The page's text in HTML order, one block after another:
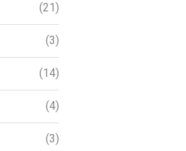
(21)
(3)
(14)
(4)
(3)